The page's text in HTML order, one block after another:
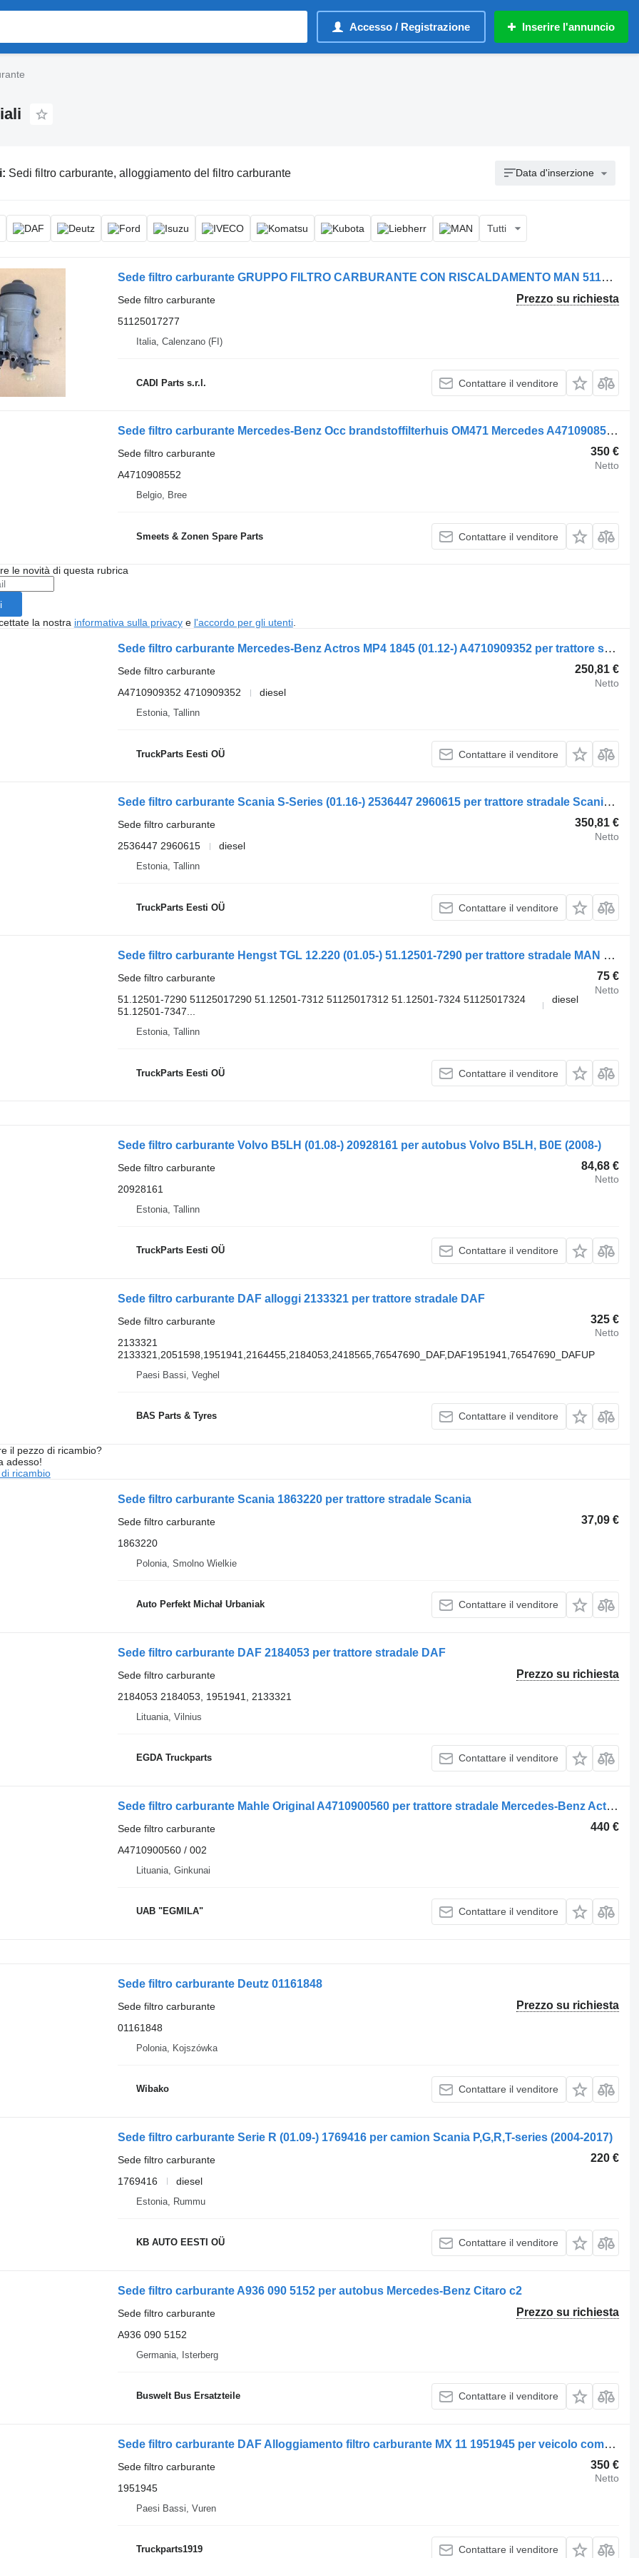
Accesso / Registrazione Inserire l'annuncio
Sedi filtro carburante, alloggiamento del filtro carburante Data d'inserzione
Tutti
Sede filtro carburante GRUPPO FILTRO CARBURANTE CON RISCALDAMENTO MAN 51125017277 per camion
Prezzo su richiesta
Sede filtro carburante
51125017277
Italia, Calenzano (FI)
CADI Parts s.r.l. Contattare il venditore
Sede filtro carburante Mercedes-Benz Occ brandstoffilterhuis OM471 Mercedes A4710908552 per camion
350 €
Netto
Sede filtro carburante
A4710908552
Belgio, Bree
Smeets & Zonen Spare Parts Contattare il venditore
le novità di questa rubrica
la nostra informativa sulla privacye l'accordo per gli utenti.
Sede filtro carburante Mercedes-Benz Actros MP4 1845 (01.12-) A4710909352 per trattore stradale Mercedes-Benz Actros MP4 Antos Arocs (2012-)
250,81 €
Netto
Sede filtro carburante
A4710909352 4710909352
diesel
Estonia, Tallinn
TruckParts Eesti OÜ Contattare il venditore
Sede filtro carburante Scania S-Series (01.16-) 2536447 2960615 per trattore stradale Scania L,P,G,R,S-series (2016-)
350,81 €
Netto
Sede filtro carburante
2536447 2960615
diesel
Estonia, Tallinn
TruckParts Eesti OÜ Contattare il venditore
Sede filtro carburante Hengst TGL 12.220 (01.05-) 51.12501-7290 per trattore stradale MAN TGL, TGM, TGS, TGX (2005-2021)
75 €
Netto
Sede filtro carburante
51.12501-7290 51125017290 51.12501-7312 51125017312 51.12501-7324 51125017324
51.12501-7347...
diesel
Estonia, Tallinn
TruckParts Eesti OÜ Contattare il venditore
Sede filtro carburante Volvo B5LH (01.08-) 20928161 per autobus Volvo B5LH, B0E (2008-)
84,68 €
Netto
Sede filtro carburante
20928161
Estonia, Tallinn
TruckParts Eesti OÜ Contattare il venditore
Sede filtro carburante DAF alloggi 2133321 per trattore stradale DAF
325 €
Netto
Sede filtro carburante
2133321
2133321,2051598,1951941,2164455,2184053,2418565,76547690_DAF,DAF1951941,76547690_DAFUP
Paesi Bassi, Veghel
BAS Parts & Tyres Contattare il venditore
il pezzo di ricambio?
adesso!
ricambio
Sede filtro carburante Scania 1863220 per trattore stradale Scania
37,09 €
Sede filtro carburante
1863220
Polonia, Smolno Wielkie
Auto Perfekt Michał Urbaniak Contattare il venditore
Sede filtro carburante DAF 2184053 per trattore stradale DAF
Prezzo su richiesta
Sede filtro carburante
2184053 2184053, 1951941, 2133321
Lituania, Vilnius
EGDA Truckparts Contattare il venditore
Sede filtro carburante Mahle Original A4710900560 per trattore stradale Mercedes-Benz Actros
440 €
Sede filtro carburante
A4710900560 / 002
Lituania, Ginkunai
UAB "EGMILA" Contattare il venditore
Sede filtro carburante Deutz 01161848
Prezzo su richiesta
Sede filtro carburante
01161848
Polonia, Kojszówka
Wibako Contattare il venditore
Sede filtro carburante Serie R (01.09-) 1769416 per camion Scania P,G,R,T-series (2004-2017)
220 €
Sede filtro carburante
1769416
diesel
Estonia, Rummu
KB AUTO EESTI OÜ Contattare il venditore
Sede filtro carburante A936 090 5152 per autobus Mercedes-Benz Citaro c2
Prezzo su richiesta
Sede filtro carburante
A936 090 5152
Germania, Isterberg
Buswelt Bus Ersatzteile Contattare il venditore
Sede filtro carburante DAF Alloggiamento filtro carburante MX 11 1951945 per veicolo commerciale
350 €
Netto
Sede filtro carburante
1951945
Paesi Bassi, Vuren
Truckparts1919 Contattare il venditore